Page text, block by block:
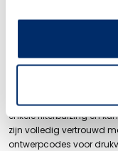
Kaarsfilterhuis
industriële en sanitaire
filterhuizen zijn
enkele filterbuizing en
zijn volledig vertrouwd
ontwerpcodes voor